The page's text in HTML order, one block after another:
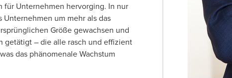
für Unternehmen hervorging. In nur
Unternehmen um mehr als das
Größe gewachsen und
getätigt – die alle rasch und effizient
das phänomenale Wachstum